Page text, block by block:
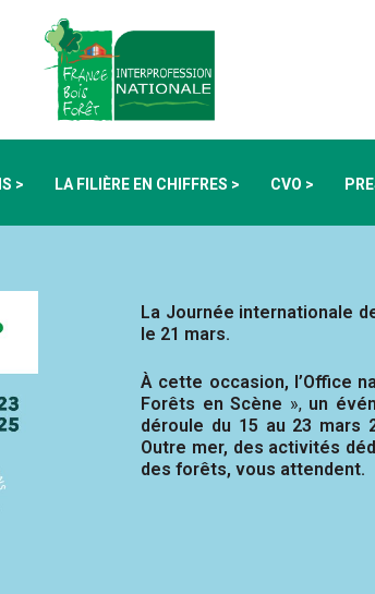
> LA FILIÈRE EN CHIFFRES > CVO >
La Journée internationale
le 21 mars.
À cette occasion, l’Office
Forêts en Scène », un
déroule du 15 au 23 mars
Outre­ mer, des activités
des forêts, vous attendent.